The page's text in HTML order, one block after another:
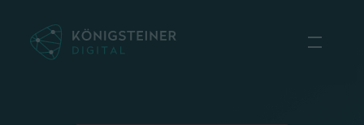
Inhalt
springen